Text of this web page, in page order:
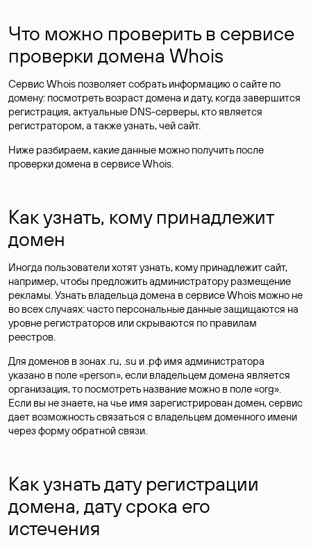
Что можно проверить в сервисе
проверки домена Whois
Сервис Whois позволяет собрать информацию о сайте по
домену: посмотреть возраст домена и дату, когда завершится
регистрация, актуальные DNS-серверы, кто является
регистратором, а также узнать, чей сайт.
Ниже разбираем, какие данные можно получить после
проверки домена в сервисе Whois.
Как узнать, кому принадлежит
домен
Иногда пользователи хотят узнать, кому принадлежит сайт,
например, чтобы предложить администратору размещение
рекламы. Узнать владельца домена в сервисе Whois можно не
во всех случаях: часто персональные данныезащищаются на
уровне регистраторов или скрываются по правилам
реестров.
Для доменов в зонах .ru, .su и .рф имя администратора
указано в поле «person», если владельцем домена является
организация, то посмотреть название можно в поле «org».
Если вы не знаете, на чье имя зарегистрирован домен, сервис
дает возможность связаться с владельцем доменного имени
через форму обратной связи.
Как узнать дату регистрации
домена, дату срока его
истечения